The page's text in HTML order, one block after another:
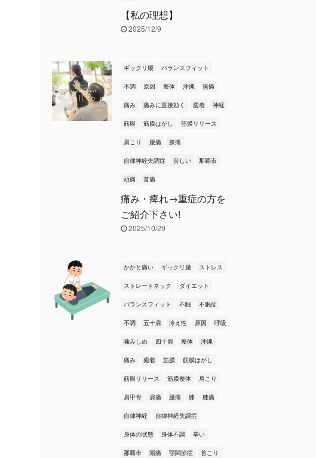
【私の理想】
2025/12/9
ギックリ腰 バランスフィット
不調 原因 整体 沖縄 無痛
痛み 痛みに直接効く 癒着 神経
筋膜 筋膜はがし 筋膜リリース
肩こり 腰痛 膝痛
自律神経失調症 苦しい 那覇市
頭痛 首痛
痛み・痺れ→重症の方を
ご紹介下さい!
2025/10/29
かかと痛い ギックリ腰 ストレス
ストレートネック ダイエット
バランスフィット 不眠 不眠症
不調 五十肩 冷え性 原因 呼吸
噛みしめ 四十肩 整体 沖縄
痛み 癒着 筋膜 筋膜はがし
筋膜リリース 筋膜整体 肩こり
肩甲骨 肩痛 腰痛 膝 膝痛
自律神経 自律神経失調症
身体の状態 身体不調 辛い
那覇市 頭痛 顎関節症 首こり